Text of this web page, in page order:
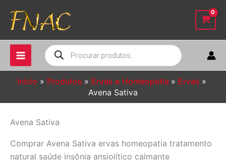
para
conteúdo
Pesquisar
produtos
Início Produtos Ervas e Homeopatia
Ervas
Avena Sativa
Avena Sativa
Comprar Avena Sativa ervas homeopatia tratamento
natural saúde insônia ansiolítico calmante